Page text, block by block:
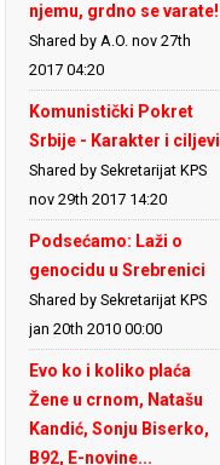
njemu, grdno se varate!
Shared by A.O. nov 27th
2017 04:20
Komunistički Pokret
Srbije - Karakter i ciljevi
Shared by Sekretarijat KPS
nov 29th 2017 14:20
Podsećamo: Laži o
genocidu u Srebrenici
Shared by Sekretarijat KPS
jan 20th 2010 00:00
Evo ko i koliko plaća
Žene u crnom, Natašu
Kandić, Sonju Biserko,
B92, E-novine...